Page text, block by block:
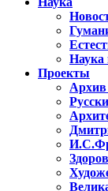
Наука
Проекты
Архив